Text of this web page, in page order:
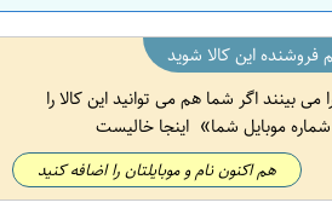
این کالا شوید
می بینند اگر شما هم می توانید این کالا را
موبایل شما اینجا خالیست
هم اکنون نام و موبایلتان را اضافه کنید